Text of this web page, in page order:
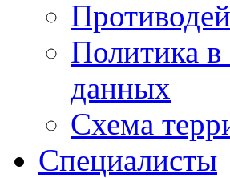
Политика
данных
Схема
Специалисты